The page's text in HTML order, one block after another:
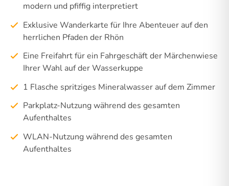
modern und pfiffig interpretiert
Exklusive Wanderkarte für Ihre Abenteuer auf den
herrlichen Pfaden der Rhön
Eine Freifahrt für ein Fahrgeschäft der Märchenwiese
Ihrer Wahl auf der Wasserkuppe
1 Flasche spritziges Mineralwasser auf dem Zimmer
Parkplatz-Nutzung während des gesamten
Aufenthaltes
WLAN-Nutzung während des gesamten
Aufenthaltes